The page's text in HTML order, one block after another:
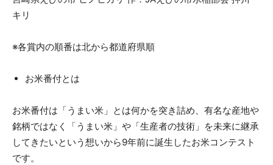
キリ
※各賞内の順番は北から都道府県順
お米番付とは
お米番付は「うまい米」とは何かを突き詰め、有名な産地や
銘柄ではなく「うまい米」や「生産者の技術」を未来に継承
してきたいという想いから9年前に誕生したお米コンテスト
です。